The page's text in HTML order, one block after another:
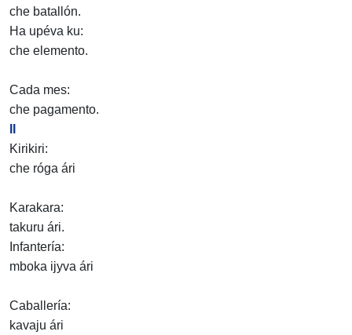
che batallón.
Ha upéva ku:
che elemento.
Cada mes:
che pagamento.
Kirikiri:
che róga ári
Karakara:
takuru ári.
Infantería:
mboka ijyva ári
Caballería:
kavaju ári